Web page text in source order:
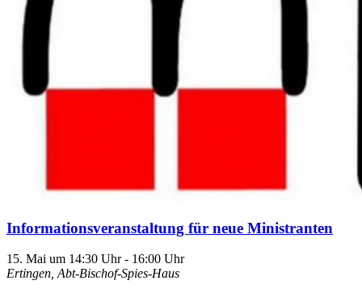
Informationsveranstaltung für neue Ministranten
15. Mai um 14:30 Uhr- 16:00 Uhr
Ertingen, Abt-Bischof-Spies-Haus